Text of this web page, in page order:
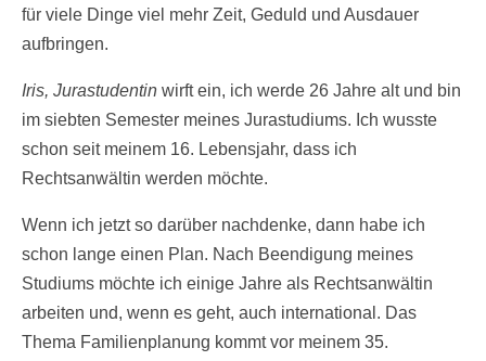
für viele Dinge viel mehr Zeit, Geduld und Ausdauer
aufbringen.
Iris, Jurastudentin wirft ein, ich werde 26 Jahre alt und bin
im siebten Semester meines Jurastudiums. Ich wusste
schon seit meinem 16. Lebensjahr, dass ich
Rechtsanwältin werden möchte.
Wenn ich jetzt so darüber nachdenke, dann habe ich
schon lange einen Plan. Nach Beendigung meines
Studiums möchte ich einige Jahre als Rechtsanwältin
arbeiten und, wenn es geht, auch international. Das
Thema Familienplanung kommt vor meinem 35.